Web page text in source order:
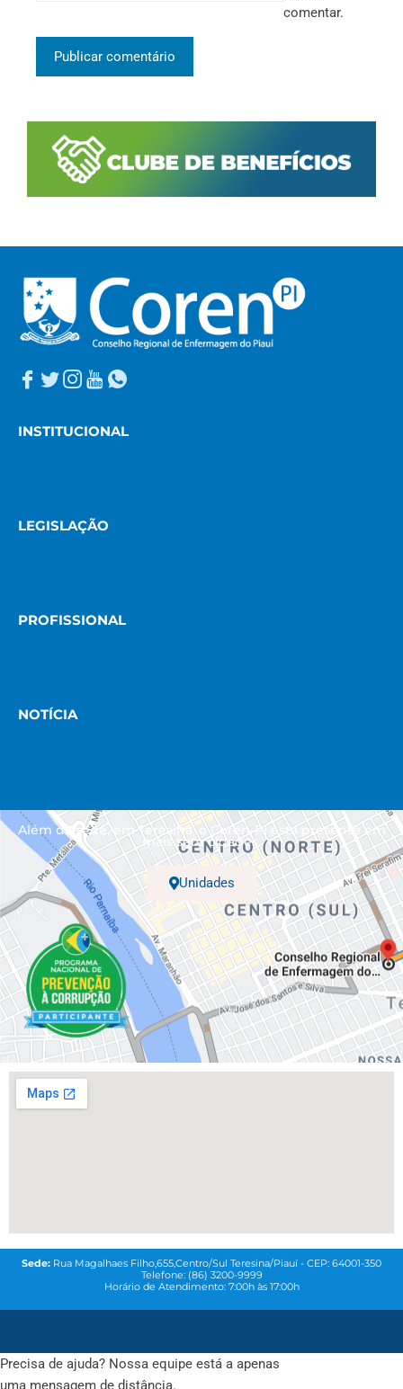
comentar.
INSTITUCIONAL
LEGISLAÇÃO
PROFISSIONAL
NOTÍCIA
Além da sede, em Teresina, o Coren-PI está presente em
mais sete cidades.
Unidades
Sede: Rua Magalhaes Filho,655,Centro/Sul Teresina/Piauí - CEP: 64001-350
Telefone: (86) 3200-9999
Horário de Atendimento: 7:00h às 17:00h
Precisa de ajuda? Nossa equipe está a apenas
uma mensagem de distância.